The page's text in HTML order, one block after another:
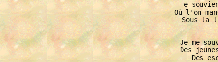
Te
Où l'on
Sous la
Je me
Des
Des